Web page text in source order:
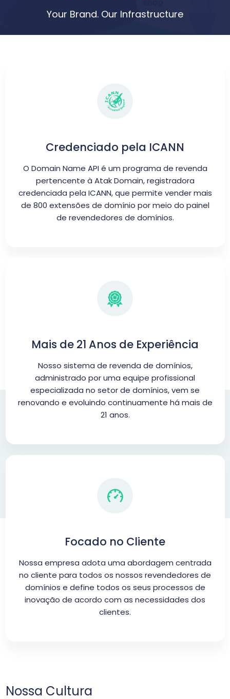
Your Brand. Our Infrastructure
Credenciado pela ICANN
O Domain Name API é um programa de revenda
pertencente à Atak Domain, registradora
credenciada pela ICANN, que permite vender mais
de 800 extensões de domínio por meio do painel
de revendedores de domínios.
Mais de 21 Anos de Experiência
Nosso sistema de revenda de domínios,
administrado por uma equipe profissional
especializada no setor de domínios, vem se
renovando e evoluindo continuamente há mais de
21 anos.
Focado no Cliente
Nossa empresa adota uma abordagem centrada
no cliente para todos os nossos revendedores de
domínios e define todos os seus processos de
inovação de acordo com as necessidades dos
clientes.
Nossa Cultura